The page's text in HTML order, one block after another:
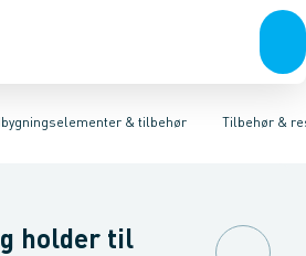
& rørKuglehaner & ventilerAfløb
& tilbehør
VaskeArmaturerBrusereTilbehør &
Lave Indbygnings elementer
holder til